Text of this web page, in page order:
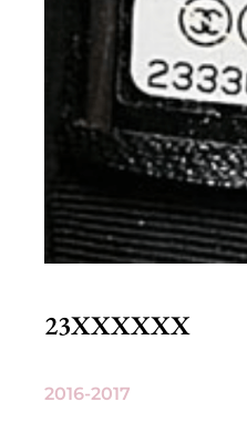
23XXXXXX
2016-2017